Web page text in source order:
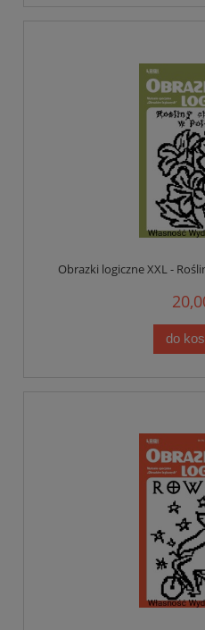
Obrazki logiczne XXL -
do